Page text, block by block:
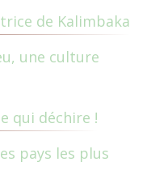
de Kalimbaka
une culture
qui déchire !
pays les plus